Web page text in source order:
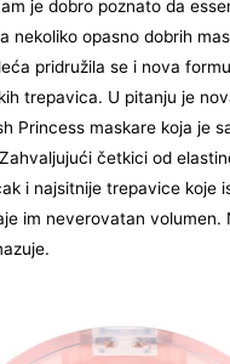
je dobro poznato da
nekoliko opasno dobrih
pridružila se i nova
trepavica. U pitanju je
Princess maskare koja je
četkici od
i najsitnije trepavice koje
im neverovatan volumen.